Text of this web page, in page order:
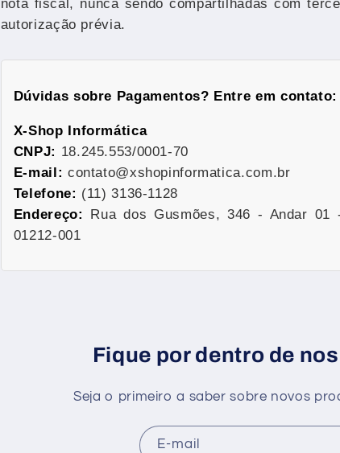
nota fiscal, nunca sendo compartilhadas com
autorização prévia.
Dúvidas sobre Pagamentos? Entre em contato:
X-Shop Informática
CNPJ: 18.245.553/0001-70
E-mail: contato@xshopinformatica.com.br
Telefone: (11) 3136-1128
Endereço:
Rua dos Gusmões, 346 - Andar
01212-001
Fique por dentro de
Seja o primeiro a saber sobre novos
E-mail